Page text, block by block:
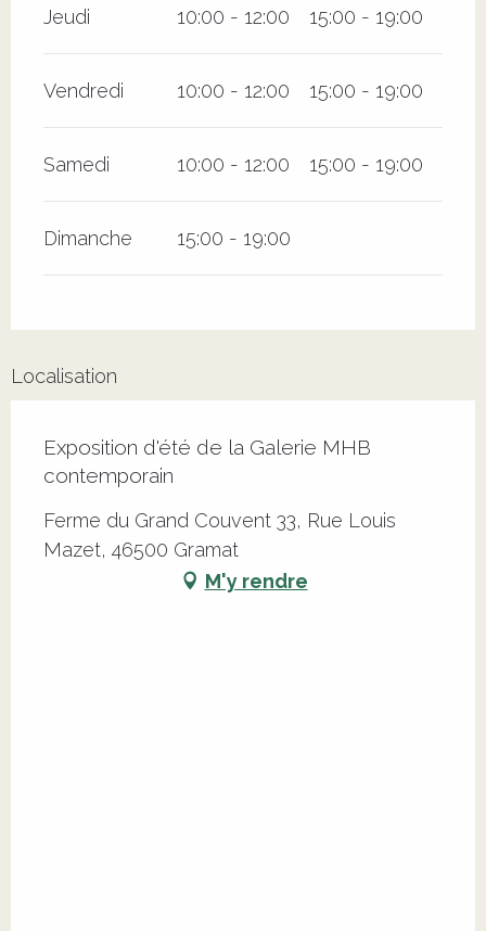
Jeudi 10:00 - 12:00 15:00 - 19:00
Vendredi 10:00 - 12:00 15:00 - 19:00
Samedi 10:00 - 12:00 15:00 - 19:00
Dimanche 15:00 - 19:00
Localisation
Exposition d'été de la Galerie MHB
contemporain
Ferme du Grand Couvent 33, Rue Louis
Mazet, 46500 Gramat
M'y rendre